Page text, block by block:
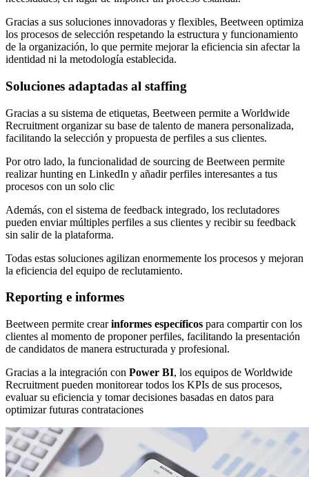
Gracias a sus soluciones innovadoras y flexibles, Beetween optimiza
los procesos de selección respetando la estructura y funcionamiento
de la organización, lo que permite mejorar la eficiencia sin afectar la
identidad ni la metodología establecida.
Soluciones adaptadas al staffing
Gracias a su sistema de etiquetas, Beetween permite a Worldwide
Recruitment organizar su base de talento de manera personalizada,
facilitando la selección y propuesta de perfiles a sus clientes.
Por otro lado, la funcionalidad de sourcing de Beetween permite
realizar hunting en LinkedIn y añadir perfiles interesantes a tus
procesos con un solo clic
Además, con el sistema de feedback integrado, los reclutadores
pueden enviar múltiples perfiles a sus clientes y recibir su feedback
sin salir de la plataforma.
Todas estas soluciones agilizan enormemente los procesos y mejoran
la eficiencia del equipo de reclutamiento.
Reporting e informes
Beetween permite crearinformes específicos para compartir con los
clientes al momento de proponer perfiles, facilitando la presentación
de candidatos de manera estructurada y profesional.
Gracias a la integración con Power BI, los equipos de Worldwide
Recruitment pueden monitorear todos los KPIs de sus procesos,
evaluar su eficiencia y tomar decisiones basadas en datos para
optimizar futuras contrataciones